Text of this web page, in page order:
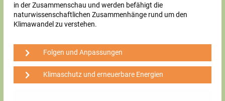
in der Zusammenschau und werden befähigt die
naturwissenschaftlichen Zusammenhänge rund um den
Klimawandel zu verstehen.
Folgen und Anpassungen
Klimaschutz und erneuerbare Energien